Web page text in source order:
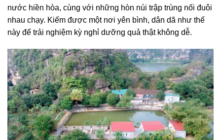
nước hiền hòa, cùng với những hòn núi trập trùng nối đuôi
nhau chạy. Kiếm được một nơi yên bình, dân dã như thế
này để trải nghiệm kỳ nghỉ dưỡng quả thật không dễ.